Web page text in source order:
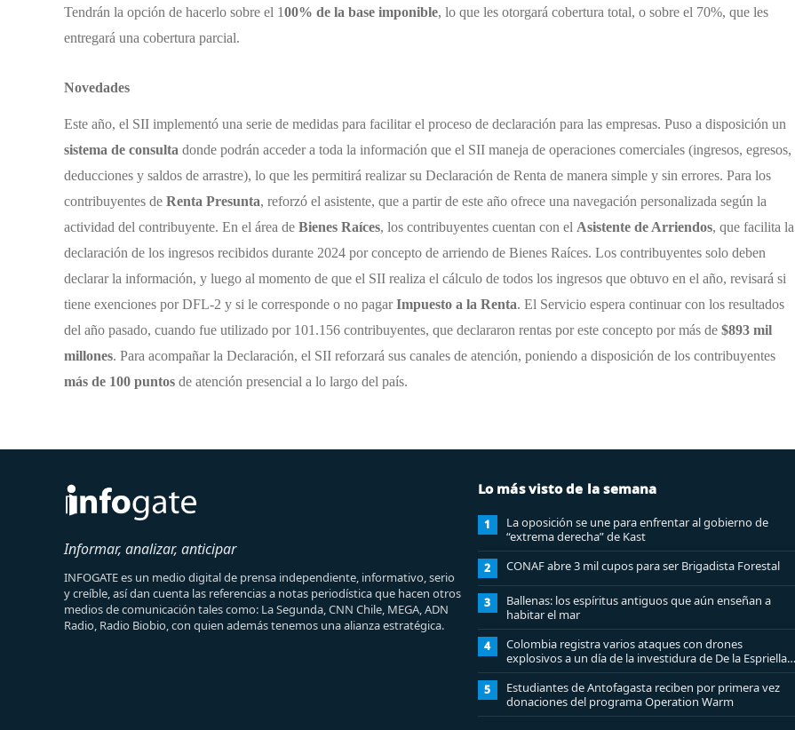
Tendrán la opción de hacerlo sobre el 100% de la base imponible, lo que les otorgará cobertura total, o sobre el 70%, que les
entregará una cobertura parcial.
Novedades
Este año, el SII implementó una serie de medidas para facilitar el proceso de declaración para las empresas. Puso a disposición un
sistema de consulta donde podrán acceder a toda la información que el SII maneja de operaciones comerciales (ingresos, egresos,
deducciones y saldos de arrastre), lo que les permitirá realizar su Declaración de Renta de manera simple y sin errores. Para los
contribuyentes de Renta Presunta, reforzó el asistente, que a partir de este año ofrece una navegación personalizada según la
actividad del contribuyente. En el área de Bienes Raíces, los contribuyentes cuentan con el Asistente de Arriendos, que facilita la
declaración de los ingresos recibidos durante 2024 por concepto de arriendo de Bienes Raíces. Los contribuyentes solo deben
declarar la información, y luego al momento de que el SII realiza el cálculo de todos los ingresos que obtuvo en el año, revisará si
tiene exenciones por DFL-2 y si le corresponde o no pagarImpuesto a la Renta. El Servicio espera continuar con los resultados
del año pasado, cuando fue utilizado por 101.156 contribuyentes, que declararon rentas por este concepto por más de $893 mil
millones. Para acompañar la Declaración, el SII reforzará sus canales de atención, poniendo a disposición de los contribuyentes
más de 100 puntos de atención presencial a lo largo del país.
Informar, analizar, anticipar
INFOGATE es un medio digital de prensa independiente, informativo, serio
y creíble, así dan cuenta las referencias a notas periodística que hacen otros
medios de comunicación tales como: La Segunda, CNN Chile, MEGA, ADN
Radio, Radio Biobio, con quien además tenemos una alianza estratégica.
Lo más visto de la semana
1
La oposición se une para enfrentar al gobierno de
“extrema derecha” de Kast
2 CONAF abre 3 mil cupos para ser Brigadista Forestal
3
Ballenas: los espíritus antiguos que aún enseñan a
habitar el mar
4
Colombia registra varios ataques con drones
explosivos a un día de la investidura de De la Espriella:
un policía muerto
5
Estudiantes de Antofagasta reciben por primera vez
donaciones del programa Operation Warm